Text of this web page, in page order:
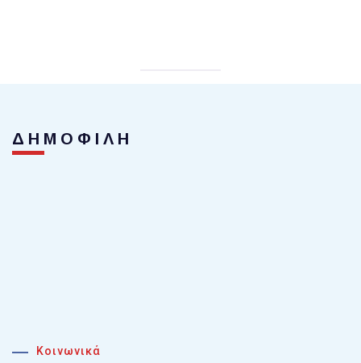
ΔΗΜΟΦΙΛΗ
Κοινωνικά